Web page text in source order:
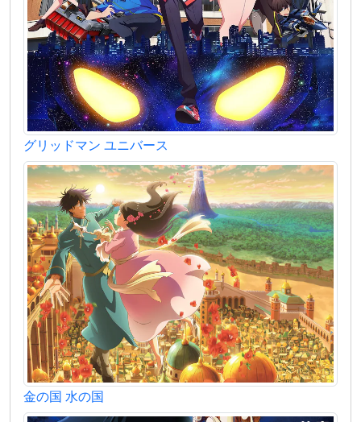
グリッドマン ユニバース
金の国 水の国